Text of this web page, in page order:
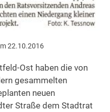
22.10.2016
Ost haben die von
gesammelten
neuen
Straße dem Stadtrat